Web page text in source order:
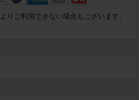
りご利用できない場合もございます。